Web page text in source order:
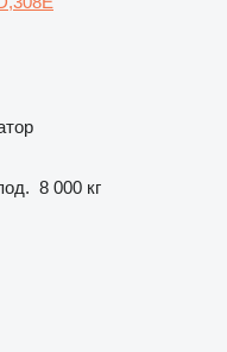
8 000 кг